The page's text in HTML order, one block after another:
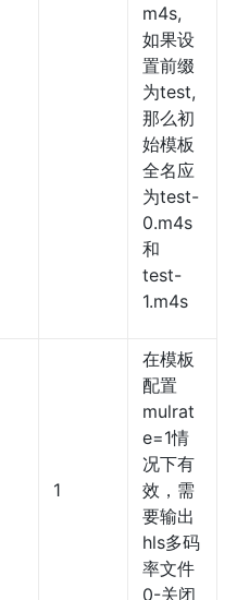
m4s,
如果设
置前缀
为test,
那么初
始模板
全名应
为test-
0.m4s
和
test-
1.m4s
1
在模板
配置
mulrat
e=1情
况下有
效，需
要输出
hls多码
率文件
0-关闭